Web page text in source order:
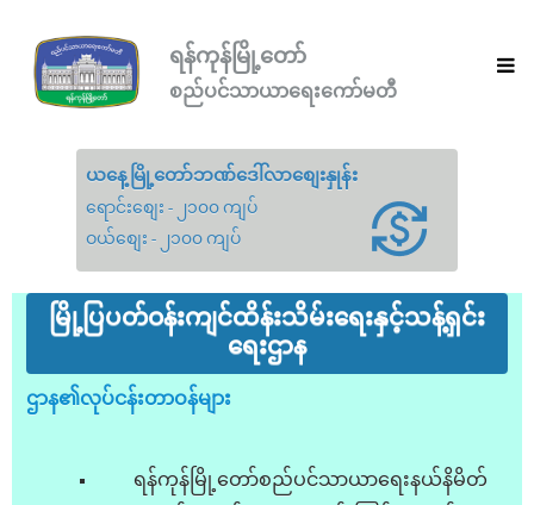
ရန်ကုန်မြို့တော်
စည်ပင်သာယာရေးကော်မတီ
ယနေ့မြို့တော်ဘဏ်ဒေါ်လာစျေးနှုန်း
ရောင်းစျေး - ၂၁၀၀ ကျပ်
ဝယ်စျေး - ၂၁၀၀ ကျပ်
မြို့ပြပတ်ဝန်းကျင်ထိန်းသိမ်းရေးနှင့်သန့်ရှင်း
ရေးဌာန
ဌာန၏လုပ်ငန်းတာဝန်များ
ရန်ကုန်မြို့တော်စည်ပင်သာယာရေးနယ်နိမိတ်